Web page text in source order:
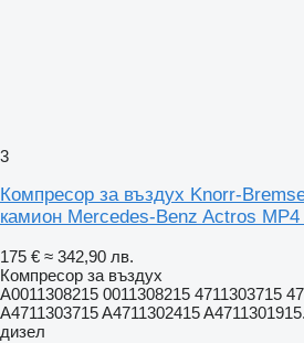
3
Компресор за въздух Knorr-
камион Mercedes-Benz Actros
175 € ≈ 342,90 лв.
Компресор за въздух
A0011308215 0011308215 4711303715
A4711303715 A4711302415
дизел